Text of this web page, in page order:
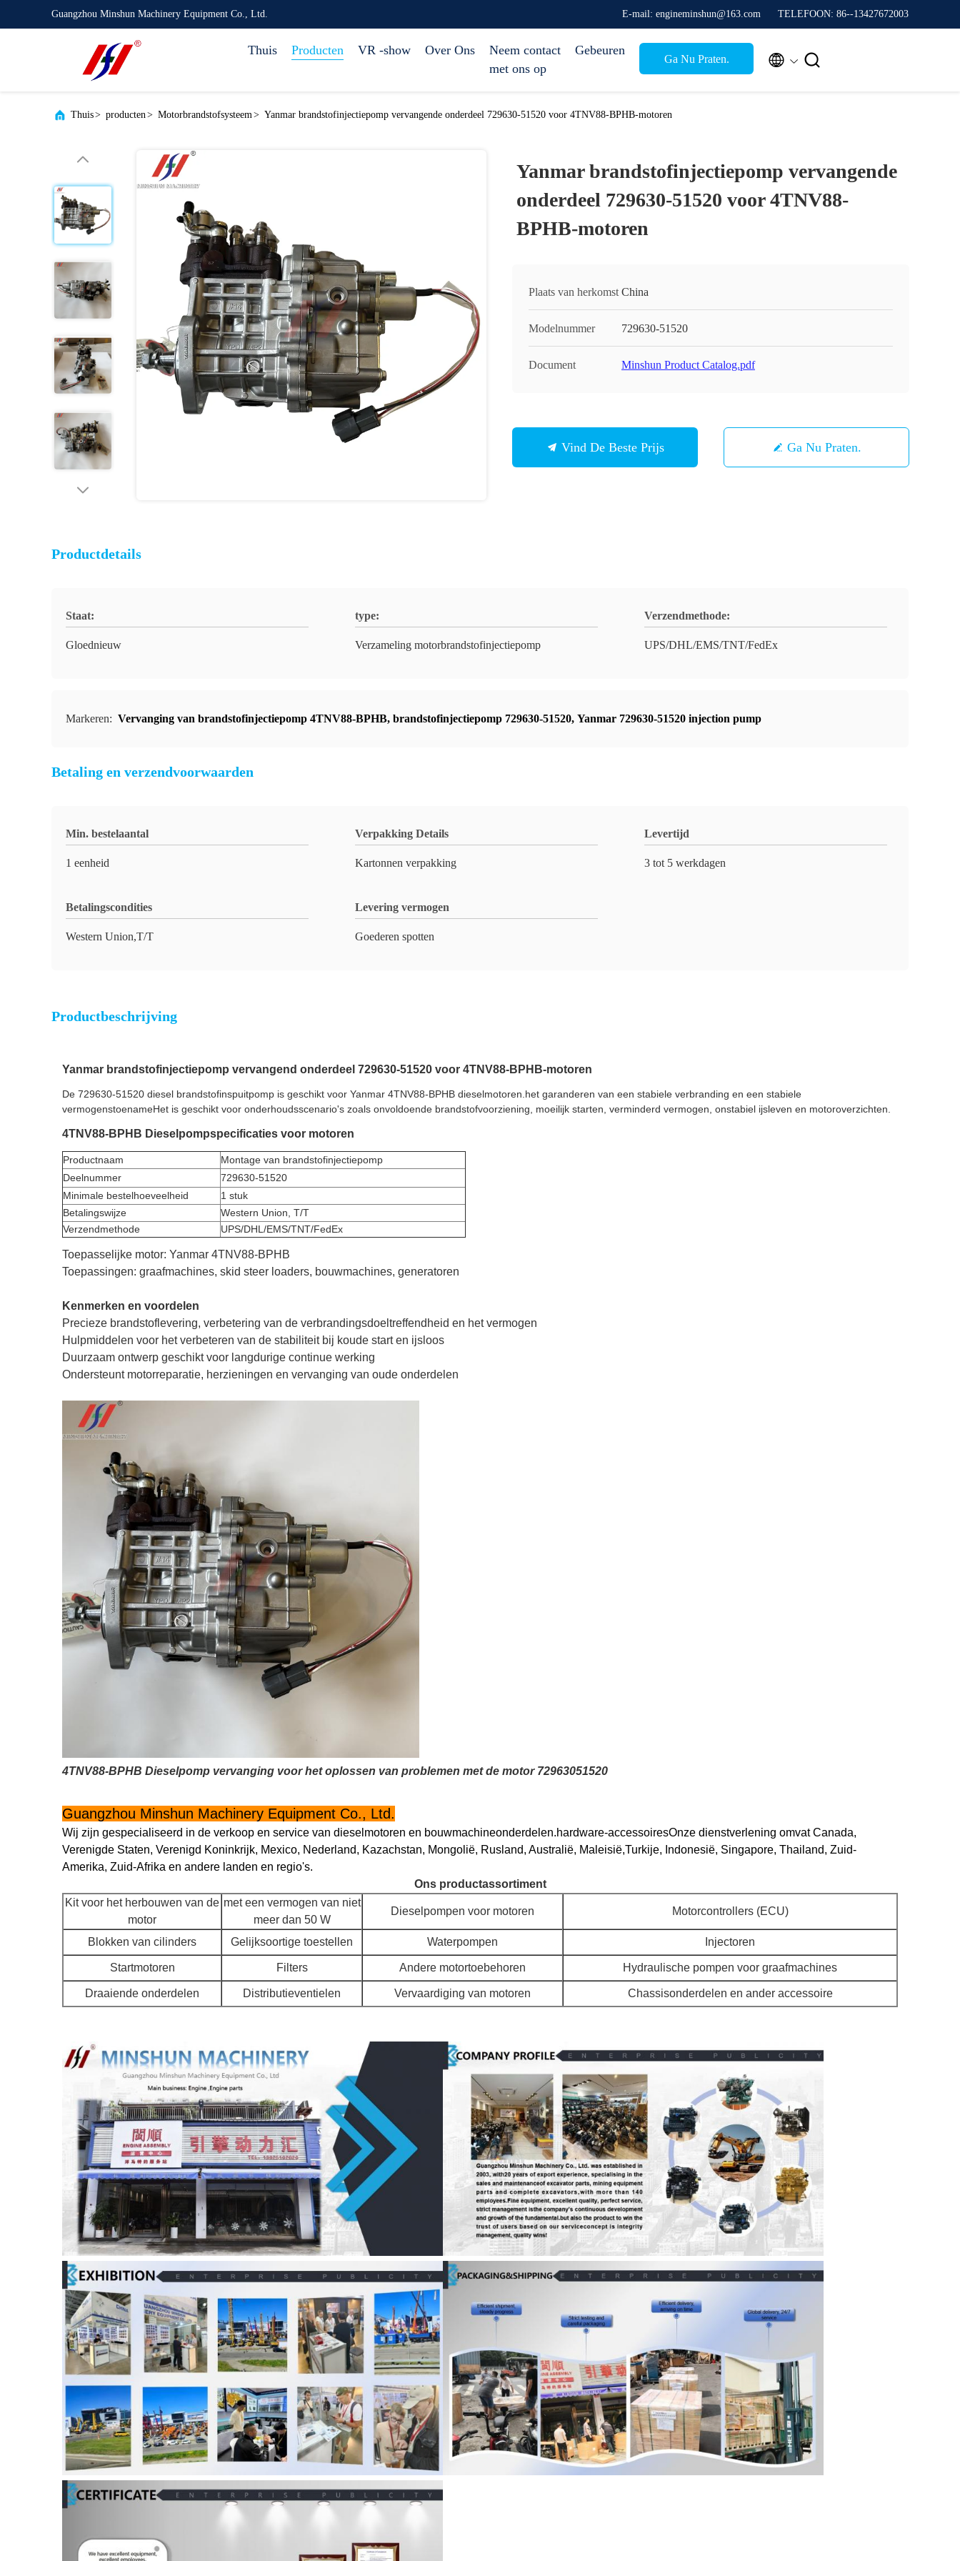
Guangzhou Minshun Machinery Equipment Co., Ltd. E-mail: engineminshun@163.com TELEFOON: 86--13427672003
Thuis Producten VR -show Over Ons
Neem contact
met ons op
Gebeuren
Ga Nu Praten.  
Thuis> producten> Motorbrandstofsysteem> Yanmar brandstofinjectiepomp vervangende onderdeel 729630-51520 voor 4TNV88-BPHB-motoren
Yanmar brandstofinjectiepomp vervangende
onderdeel 729630-51520 voor 4TNV88-
BPHB-motoren
Plaats van herkomst China
Modelnummer 729630-51520
Document Minshun Product Catalog.pdf
Vind De Beste Prijs Ga Nu Praten.
Productdetails
Staat:
Gloednieuw
type:
Verzameling motorbrandstofinjectiepomp
Verzendmethode:
UPS/DHL/EMS/TNT/FedEx
Markeren: Vervanging van brandstofinjectiepomp 4TNV88-BPHB, brandstofinjectiepomp 729630-51520, Yanmar 729630-51520 injection pump
Betaling en verzendvoorwaarden
Min. bestelaantal
1 eenheid
Verpakking Details
Kartonnen verpakking
Levertijd
3 tot 5 werkdagen
Betalingscondities
Western Union,T/T
Levering vermogen
Goederen spotten
Productbeschrijving
Yanmar brandstofinjectiepomp vervangend onderdeel 729630-51520 voor 4TNV88-BPHB-motoren
De 729630-51520 diesel brandstofinspuitpomp is geschikt voor Yanmar 4TNV88-BPHB dieselmotoren.het garanderen van een stabiele verbranding en een stabiele
vermogenstoenameHet is geschikt voor onderhoudsscenario's zoals onvoldoende brandstofvoorziening, moeilijk starten, verminderd vermogen, onstabiel ijsleven en motoroverzichten.
4TNV88-BPHB Dieselpompspecificaties voor motoren
Productnaam
Montage van brandstofinjectiepomp
Deelnummer
729630-51520
Minimale bestelhoeveelheid
1 stuk
Betalingswijze
Western Union, T/T
Verzendmethode
UPS/DHL/EMS/TNT/FedEx
Toepasselijke motor: Yanmar 4TNV88-BPHB
Toepassingen: graafmachines, skid steer loaders, bouwmachines, generatoren
Kenmerken en voordelen
Precieze brandstoflevering, verbetering van de verbrandingsdoeltreffendheid en het vermogen
Hulpmiddelen voor het verbeteren van de stabiliteit bij koude start en ijsloos
Duurzaam ontwerp geschikt voor langdurige continue werking
Ondersteunt motorreparatie, herzieningen en vervanging van oude onderdelen
4TNV88-BPHB Dieselpomp vervanging voor het oplossen van problemen met de motor 72963051520
Guangzhou Minshun Machinery Equipment Co., Ltd.
Wij zijn gespecialiseerd in de verkoop en service van dieselmotoren en bouwmachineonderdelen.hardware-accessoiresOnze dienstverlening omvat Canada,
Verenigde Staten, Verenigd Koninkrijk, Mexico, Nederland, Kazachstan, Mongolië, Rusland, Australië, Maleisië,Turkije, Indonesië, Singapore, Thailand, Zuid-
Amerika, Zuid-Afrika en andere landen en regio's.
Ons productassortiment
Kit voor het herbouwen van de
motor
met een vermogen van niet
meer dan 50 W
Dieselpompen voor motoren Motorcontrollers (ECU)
Blokken van cilinders Gelijksoortige toestellen Waterpompen Injectoren
Startmotoren Filters Andere motortoebehoren Hydraulische pompen voor graafmachines
Draaiende onderdelen Distributieventielen Vervaardiging van motoren Chassisonderdelen en ander accessoire